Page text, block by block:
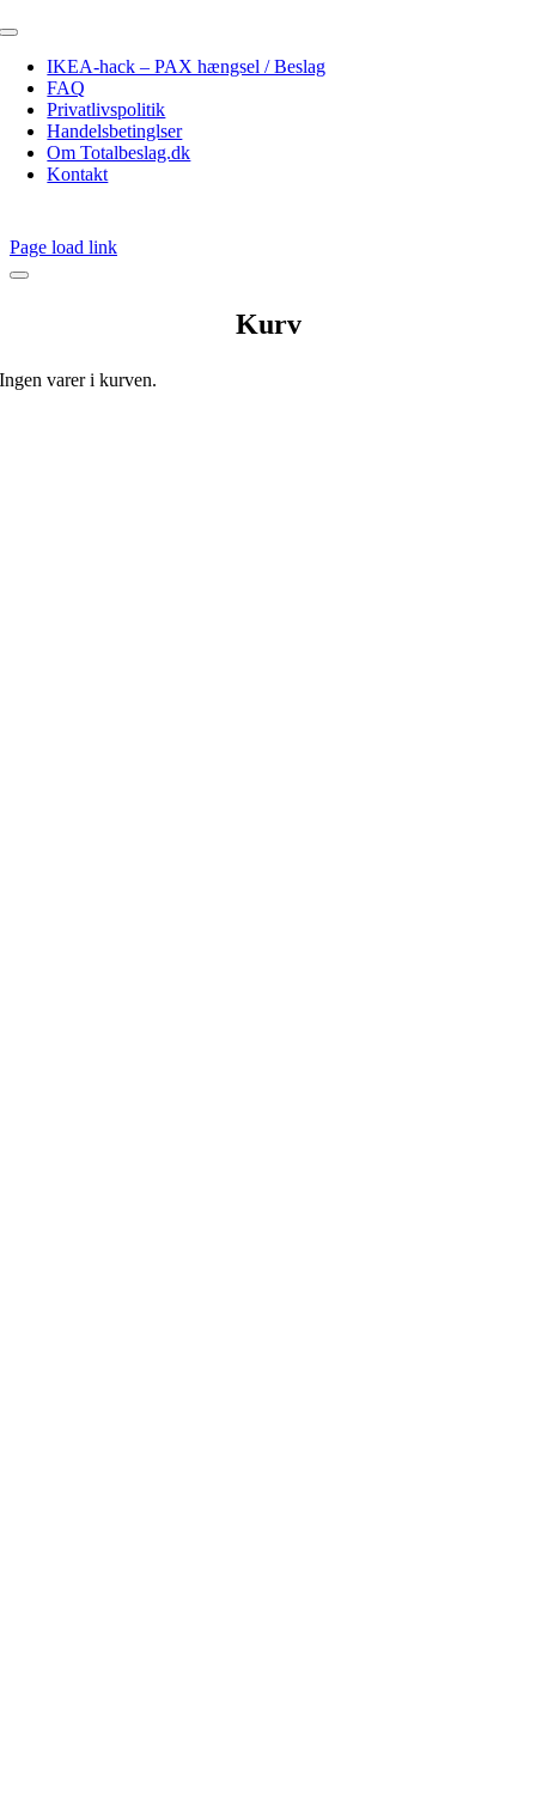
Toggle
NavigationIKEA-hack – PAX hængsel / Beslag
FAQ
Privatlivspolitik
Handelsbetinglser
Om Totalbeslag.dk
Kontakt
Page load link
Kurv
Ingen varer i kurven.